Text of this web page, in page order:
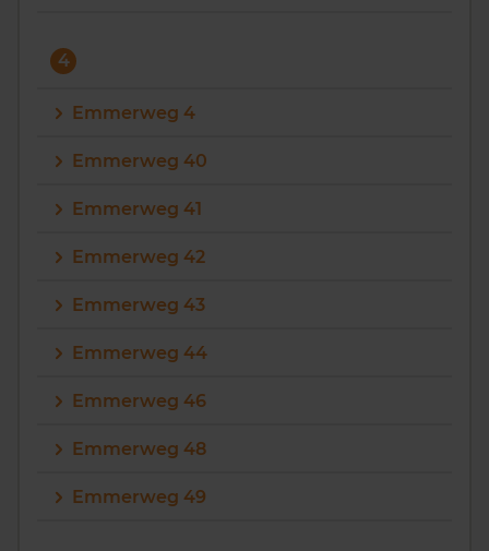
4
Emmerweg 4
Emmerweg 40
Emmerweg 41
Emmerweg 42
Emmerweg 43
Emmerweg 44
Emmerweg 46
Emmerweg 48
Emmerweg 49